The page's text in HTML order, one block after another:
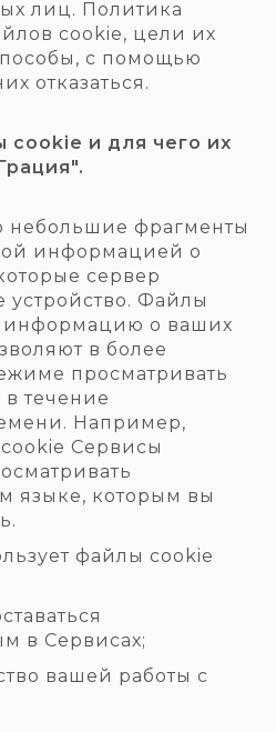
лиц. Политика
cookie, цели их
с помощью
отказаться.
cookie и для чего их
небольшие фрагменты
информацией о
сервер
устройство. Файлы
информацию о ваших
в более
просматривать
течение
Например,
Сервисы
языке, которым вы
файлы cookie
в Сервисах;
вашей работы с